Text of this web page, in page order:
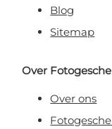
Blog
Sitemap
Over
Over ons